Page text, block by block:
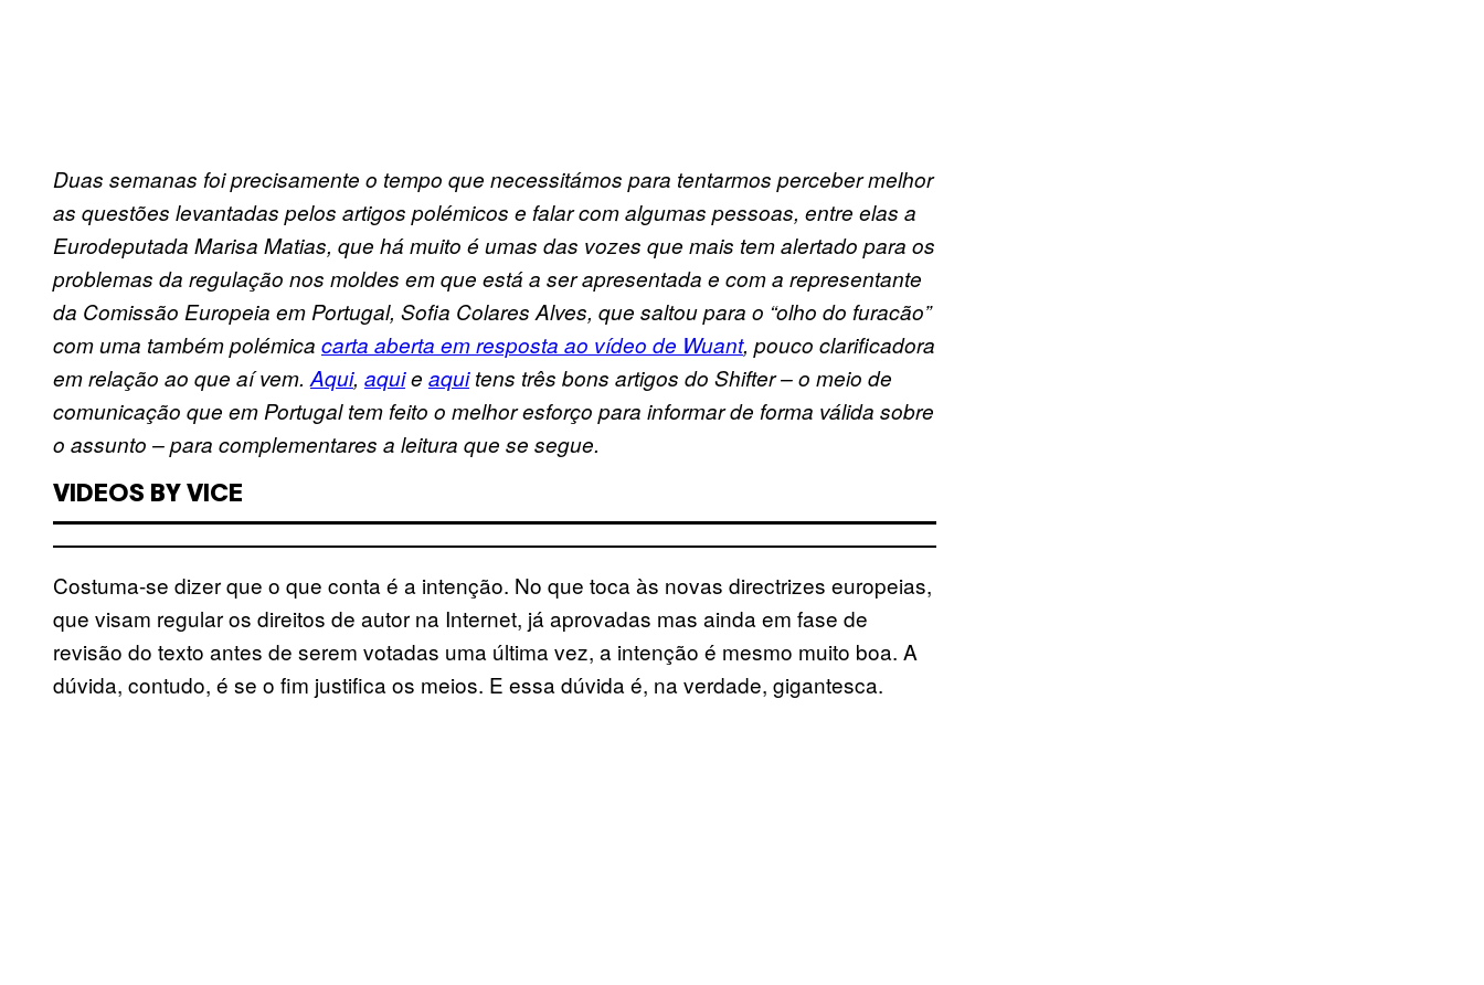
Duas semanas foi precisamente o tempo que necessitámos para tentarmos perceber melhor
as questões levantadas pelos artigos polémicos e falar com algumas pessoas, entre elas a
Eurodeputada Marisa Matias, que há muito é umas das vozes que mais tem alertado para os
problemas da regulação nos moldes em que está a ser apresentada e com a representante
da Comissão Europeia em Portugal, Sofia Colares Alves, que saltou para o “olho do furacão”
com uma também polémica carta aberta em resposta ao vídeo de Wuant, pouco clarificadora
em relação ao que aí vem.Aqui, aquie aquitens três bons artigos do Shifter – o meio de
comunicação que em Portugal tem feito o melhor esforço para informar de forma válida sobre
o assunto – para complementares a leitura que se segue.
VIDEOS BY VICE
Costuma-se dizer que o que conta é a intenção. No que toca às novas directrizes europeias,
que visam regular os direitos de autor na Internet, já aprovadas mas ainda em fase de
revisão do texto antes de serem votadas uma última vez, a intenção é mesmo muito boa. A
dúvida, contudo, é se o fim justifica os meios. E essa dúvida é, na verdade, gigantesca.